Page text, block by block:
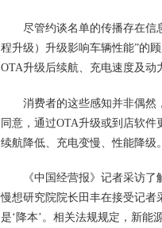
尽管约谈名单的传播存在信
程升级）升级影响车辆性能”的
OTA升级后续航、充电速度及动
消费者的这些感知并非偶
同意，通过OTA升级或到店软
续航降低、充电变慢、性能降级。
《中国经营报》记者采访
慢想研究院院长田丰在接受记者
是‘降本’。相关法规规定，新能